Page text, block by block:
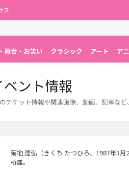
ス
舞台・お笑い クラシック アート ア
ント情報
ケット情報や関連画像、動画、記事など
菊地 達弘（きくち たつひろ、1987年3
所属。